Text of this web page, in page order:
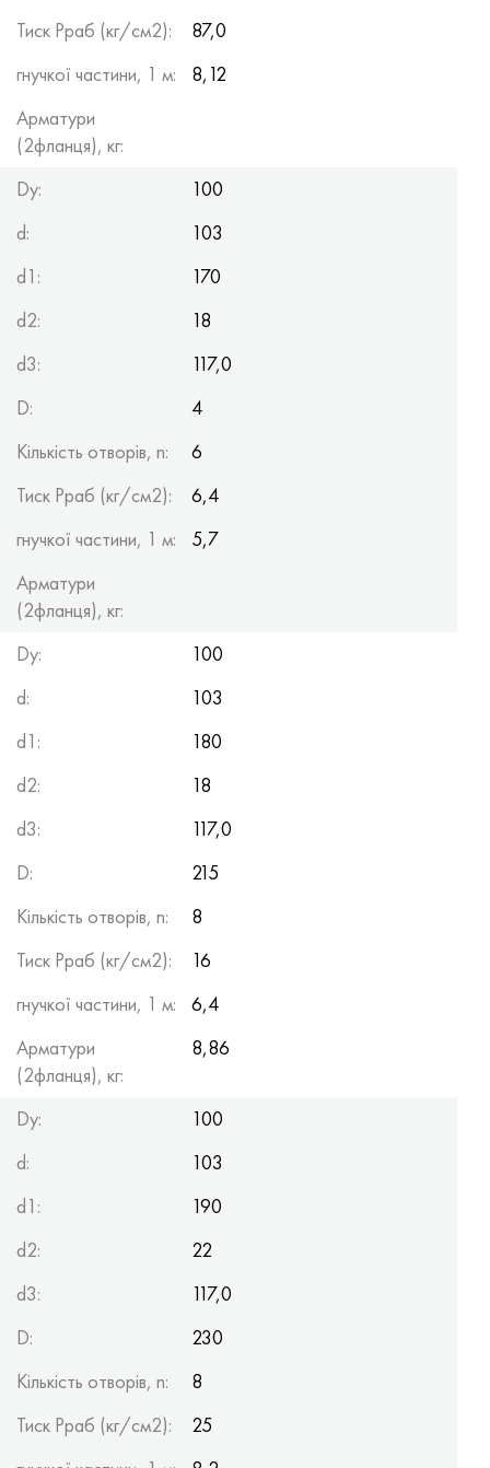
Тиск Рраб (кг/см2):
87,0
гнучкої частини, 1 м:
8,12
Арматури
(2фланця), кг:
Dy:
100
d:
103
d1:
170
d2:
18
d3:
117,0
D:
4
Кількість отворів, n:
6
Тиск Рраб (кг/см2):
6,4
гнучкої частини, 1 м:
5,7
Арматури
(2фланця), кг:
Dy:
100
d:
103
d1:
180
d2:
18
d3:
117,0
D:
215
Кількість отворів, n:
8
Тиск Рраб (кг/см2):
16
гнучкої частини, 1 м:
6,4
Арматури
(2фланця), кг:
8,86
Dy:
100
d:
103
d1:
190
d2:
22
d3:
117,0
D:
230
Кількість отворів, n:
8
Тиск Рраб (кг/см2):
25